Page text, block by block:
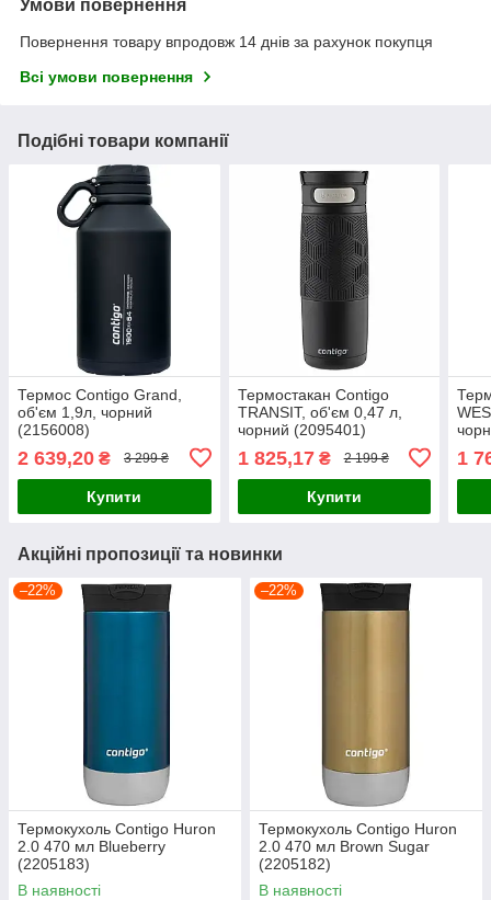
Умови повернення
Повернення товару впродовж 14 днів за рахунок покупця
Всі умови повернення
Подібні товари компанії
Термос Contigo Grand,
об'єм 1,9л, чорний
(2156008)
2 639,20 ₴ 3 299 ₴
Купити
Термостакан Contigo
TRANSIT, об'єм 0,47 л,
чорний (2095401)
1 825,17₴ 2 199 ₴
Купити
1
Акційні пропозиції та новинки
–22%
Термокухоль Contigo Huron
2.0 470 мл Blueberry
(2205183)
В наявності
–22%
Термокухоль Contigo Huron
2.0 470 мл Brown Sugar
(2205182)
В наявності